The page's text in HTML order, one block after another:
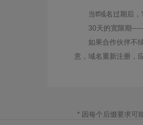
当tf域名过期后
30天的宽限期
如果合作伙伴不
意，域名重新注册，
* 因每个后缀要求可